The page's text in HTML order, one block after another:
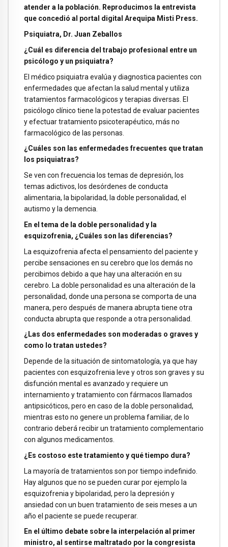
atender a la población. Reproducimos la entrevista
que concedió al portal digital Arequipa Misti Press.
Psiquiatra, Dr. Juan Zeballos
¿Cuál es diferencia del trabajo profesional entre un
psicólogo y un psiquiatra?
El médico psiquiatra evalúa y diagnostica pacientes con
enfermedades que afectan la salud mental y utiliza
tratamientos farmacológicos y terapias diversas. El
psicólogo clínico tiene la potestad de evaluar pacientes
y efectuar tratamiento psicoterapéutico, más no
farmacológico de las personas.
¿Cuáles son las enfermedades frecuentes que tratan
los psiquiatras?
Se ven con frecuencia los temas de depresión, los
temas adictivos, los desórdenes de conducta
alimentaria, la bipolaridad, la doble personalidad, el
autismo y la demencia.
En el tema de la doble personalidad y la
esquizofrenia, ¿Cuáles son las diferencias?
La esquizofrenia afecta el pensamiento del paciente y
percibe sensaciones en su cerebro que los demás no
percibimos debido a que hay una alteración en su
cerebro. La doble personalidad es una alteración de la
personalidad, donde una persona se comporta de una
manera, pero después de manera abrupta tiene otra
conducta abrupta que responde a otra personalidad.
¿Las dos enfermedades son moderadas o graves y
como lo tratan ustedes?
Depende de la situación de sintomatología, ya que hay
pacientes con esquizofrenia leve y otros son graves y su
disfunción mental es avanzado y requiere un
internamiento y tratamiento con fármacos llamados
antipsicóticos, pero en caso de la doble personalidad,
mientras esto no genere un problema familiar, de lo
contrario deberá recibir un tratamiento complementario
con algunos medicamentos.
¿Es costoso este tratamiento y qué tiempo dura?
La mayoría de tratamientos son por tiempo indefinido.
Hay algunos que no se pueden curar por ejemplo la
esquizofrenia y bipolaridad, pero la depresión y
ansiedad con un buen tratamiento de seis meses a un
año el paciente se puede recuperar.
En el último debate sobre la interpelación al primer
ministro, al sentirse maltratado por la congresista